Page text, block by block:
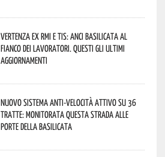
Vertenza ex RMI e TIS: ANCI Basilicata al
fianco dei lavoratori. Questi gli ultimi
aggiornamenti
Nuovo sistema anti-velocità attivo su 36
tratte: monitorata questa strada alle
porte della Basilicata